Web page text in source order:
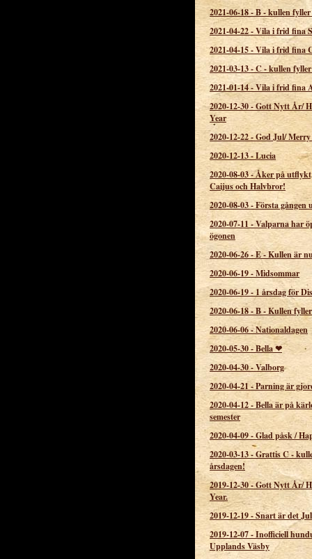
2021-06-18-B - kullen
2021-04-22-Vila i frid fina
2021-04-15-Vila i frid fina
2021-03-13-C - kullen
2021-01-14-Vila i frid fina
2020-12-30-Gott Nytt År/
Year
2020-12-22-God Jul/
2020-12-13-Lucia
2020-08-03-Åker på
Caijus och Halvbror!
2020-08-03-Första gången
2020-07-11-Valparna har
ögonen
2020-06-26-E - Kullen är
2020-06-19-Midsommar
2020-06-19- 1 årsdag för
2020-06-18-B - Kullen
2020-06-06-Nationaldagen
2020-05-30-Bella ❤
2020-04-30-Valborg
2020-04-21-Parning är
2020-04-12-Bella är på
semester
2020-04-09-Glad påsk /
2020-03-13-Grattis C -
årsdagen!
2019-12-30-Gott Nytt År/
Year.
2019-12-19-Snart är det Jul
2019-12-07-Inofficiell
Upplands Väsby